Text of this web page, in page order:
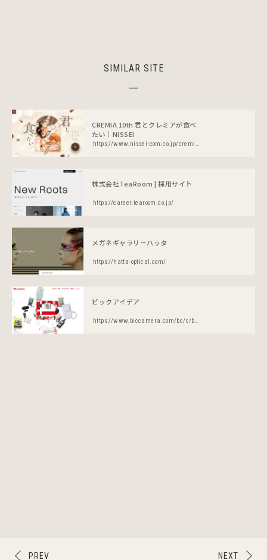
SIMILAR SITE
CREMIA 10th 君とクレミアが食べ
たい｜NISSEI
https://www.nissei-com.co.jp/cremia/campaign/10th/
株式会社TeaRoom | 採用サイト
https://career.tearoom.co.jp/
メガネギャラリーハッタ
https://hatta-optical.com/
ビックアイデア
https://www.biccamera.com/bc/c/bicidea/index.jsp
NEXT
PREV